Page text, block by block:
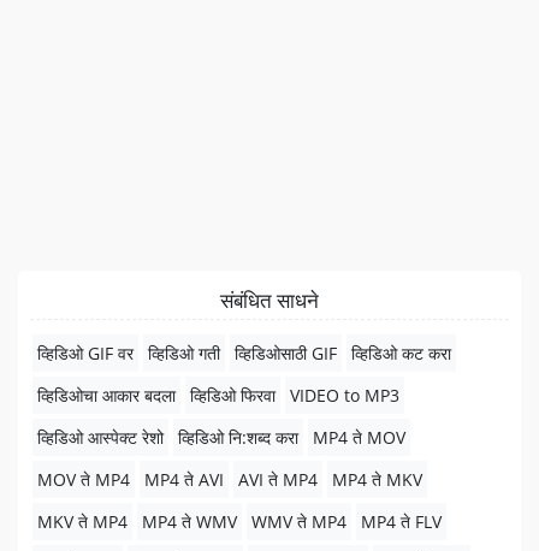
संबंधित साधने
व्हिडिओ GIF वर व्हिडिओ गती व्हिडिओसाठी GIF
व्हिडिओ कट करा
व्हिडिओचा आकार बदला
व्हिडिओ फिरवा
VIDEO to MP3
व्हिडिओ आस्पेक्ट रेशो
व्हिडिओ नि:शब्द करा
MP4 ते MOV
MOV ते MP4
MP4 ते AVI AVI ते MP4
MP4 ते MKV
MKV ते MP4
MP4 ते WMV WMV ते MP4
MP4 ते FLV